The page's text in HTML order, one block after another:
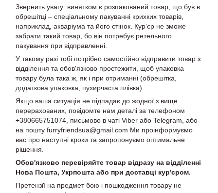
Звернить увагу: винятком є розпакований товар, що був в
обрешітці – спеціальному пакуванні крихких товарів,
наприклад, акваріума та його стінок. Кур’єр не зможе
забрати такий товар, бо він потребує ретельного
пакування при відправленні.
У такому разі тобі потрібно самостійно відправити товар з
відділення та обов'язково простежити, щоб упаковка
товару була така ж, як і при отриманні (обрешітка,
додаткова упаковка, пухирчаста плівка).
Якщо ваша ситуація не підпадає до жодної з вище
перерахованих, повідомте нам деталі за телефоном
+380665751074, письмово в чаті Viber або Telegram, або
на пошту furryfriendsua@gmail.com Ми проінформуємо
вас про наступні кроки та запропонуємо оптимальне
рішення.
Обов'язково перевіряйте товар відразу на відділенні
Нова Пошта, Укрпошта або при доставці кур'єром.
Претензії на предмет бою і пошкодження товару не